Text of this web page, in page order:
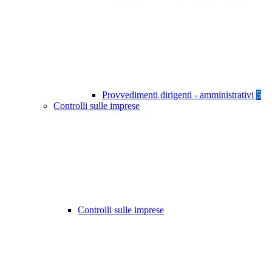
Provvedimenti dirigenti - amministrativi 5
Controlli sulle imprese
Controlli sulle imprese